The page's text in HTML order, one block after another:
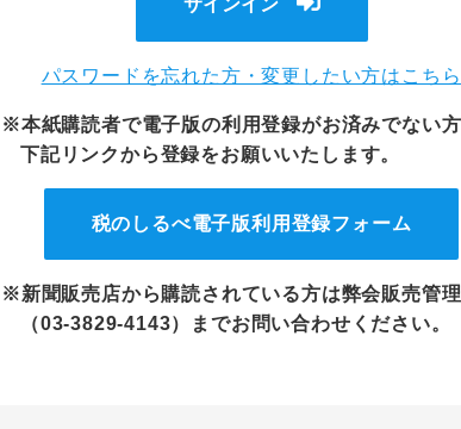
パスワードを忘れた方・変更したい方はこちら
※本紙購読者で電子版の利用登録がお済みでない方
下記リンクから登録をお願いいたします。
税のしるべ電子版利用登録フォーム
※新聞販売店から購読されている方は弊会販売管
（03-3829-4143）までお問い合わせください。